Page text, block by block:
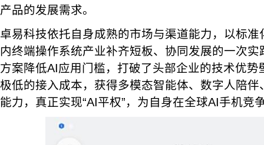
产品的发展需求。
卓易科技依托自身成熟的市场与渠道能力，以标
内终端操作系统产业补齐短板、协同发展的一次
方案降低AI应用门槛，打破了头部企业的技术优势
极低的接入成本，获得多模态智能体、数字人陪
能力，真正实现“AI平权”，为自身在全球AI手机竞